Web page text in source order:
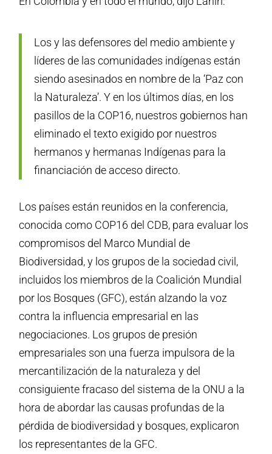
Los y las defensores del medio ambiente y
líderes de las comunidades indígenas están
siendo asesinados en nombre de la ‘Paz con
la Naturaleza’. Y en los últimos días, en los
pasillos de la COP16, nuestros gobiernos han
eliminado el texto exigido por nuestros
hermanos y hermanas Indígenas para la
financiación de acceso directo.
Los países están reunidos en la conferencia,
conocida como COP16 del CDB, para evaluar los
compromisos del Marco Mundial de
Biodiversidad, y los grupos de la sociedad civil,
incluidos los miembros de la Coalición Mundial
por los Bosques (GFC), están alzando la voz
contra la influencia empresarial en las
negociaciones. Los grupos de presión
empresariales son una fuerza impulsora de la
mercantilización de la naturaleza y del
consiguiente fracaso del sistema de la ONU a la
hora de abordar las causas profundas de la
pérdida de biodiversidad y bosques, explicaron
los representantes de la GFC.